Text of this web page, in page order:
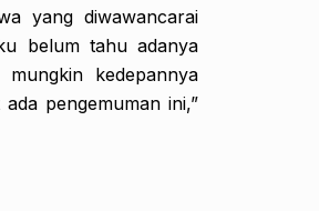
yang diwawancarai
belum tahu adanya
kedepannya
pengemuman ini,”